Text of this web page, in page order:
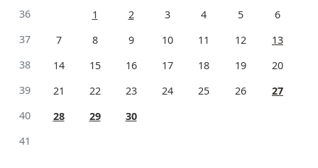
36
1 2 3 4 5
6
37
7 8 9 10 11 12
13
38
14 15 16 17 18 19
20
39
21 22 23 24 25 26
27
40
28 29
30
41